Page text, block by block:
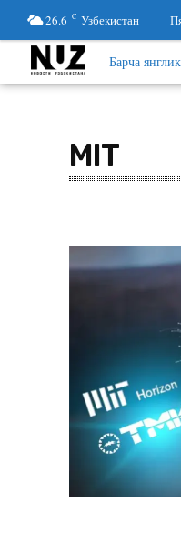
26.6 C Узбекистан
Барча
MIT